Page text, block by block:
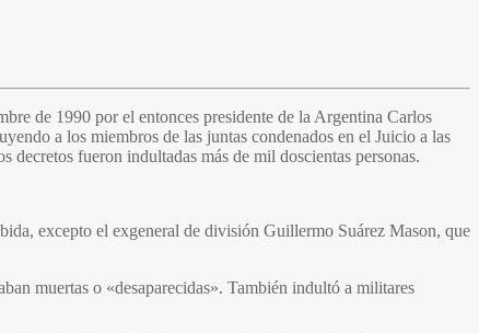
de 1990 por el entonces presidente de la Argentina Carlos
a los miembros de las juntas condenados en el Juicio a las
fueron indultadas más de mil doscientas personas.
excepto el exgeneral de división Guillermo Suárez Mason, que
muertas o «desaparecidas». También indultó a militares